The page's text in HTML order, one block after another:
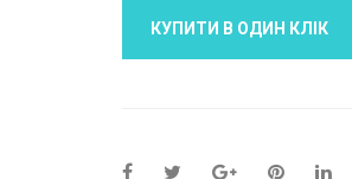
КУПИТИ В ОДИН КЛIК